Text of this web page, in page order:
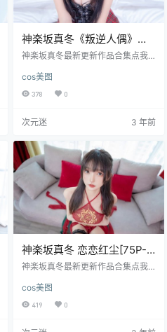
神楽坂真冬《叛逆人偶》
[75P-91MB]
神楽坂真冬最新更新作品合集点我
cos美图
378 0
次元迷 3 年前
神楽坂真冬 恋恋红尘[75P-
261MB]
神楽坂真冬最新更新作品合集点我
cos美图
419 0